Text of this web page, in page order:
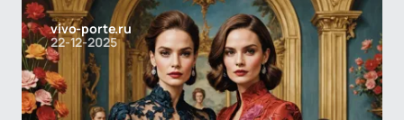
vivo-porte.ru
22-12-2025